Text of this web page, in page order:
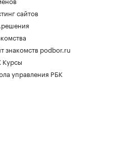
сайтов
знакомств podbor.ru
Курсы
управления РБК